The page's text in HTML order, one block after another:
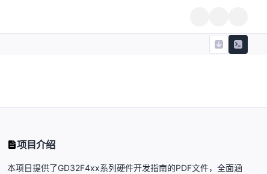
项目介绍
本项目提供了GD32F4xx系列硬件开发指南的PDF文件，全面涵